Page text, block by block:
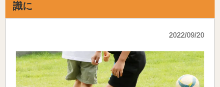
識に
2022/09/20